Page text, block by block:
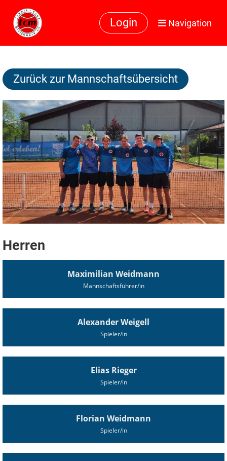
Login Navigation
Zurück zur Mannschaftsübersicht
Herren
Maximilian Weidmann
Mannschaftsführer/in
Alexander Weigell
Spieler/in
Elias Rieger
Spieler/in
Florian Weidmann
Spieler/in